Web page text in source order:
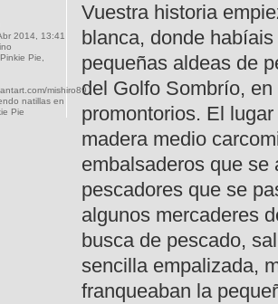
Vuestra historia
blanca, donde
pequeñas aldeas de
del Golfo Sombrío,
promontorios. El
madera medio
embalsaderos que se
pescadores que se
algunos mercaderes
busca de pescado,
sencilla empalizada,
franqueaban la
2014, 13:41
Pinkie Pie,
mishiro89
natillas en
Pie